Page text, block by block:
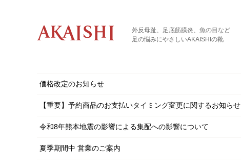
外反母趾、足底筋膜炎、魚の目など
足の悩みにやさしいAKAISHIの靴
価格改定のお知らせ
【重要】予約商品のお支払いタイミング変更に関するお知らせ
令和8年熊本地震の影響による集配への影響について
夏季期間中 営業のご案内